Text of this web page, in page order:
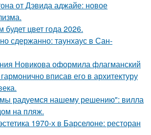
от Дэвида аджайе: новое
будет цвет года 2026.
сдержанно: таунхаус в Сан-
Новикова оформила флагманский
вписав его в архитектуру
радуемся нашему решению": вилла
на пляж.
1970-х в Барселоне: ресторан